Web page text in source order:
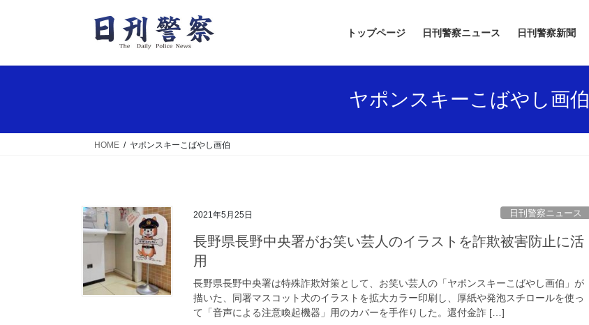
トップページ 日刊警察ニュース 日刊警察新聞
ヤポンスキーこばやし画伯
HOME ヤポンスキーこばやし画伯
2021年5月25日 日刊警察ニュース
長野県長野中央署がお笑い芸人のイラストを詐欺被害防止に活
用
長野県長野中央署は特殊詐欺対策として、お笑い芸人の「ヤポンスキーこばやし画伯」が
描いた、同署マスコット犬のイラストを拡大カラー印刷し、厚紙や発泡スチロールを使っ
て「音声による注意喚起機器」用のカバーを手作りした。還付金詐 […]